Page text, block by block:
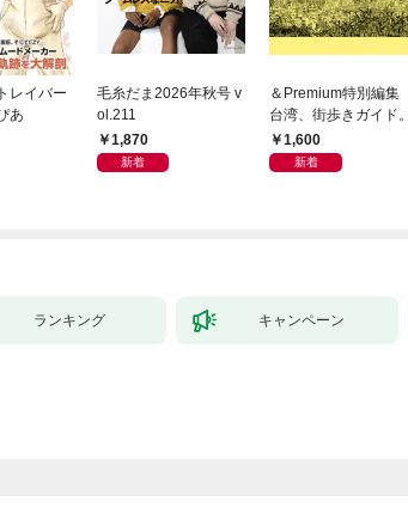
レイバー
あ
毛糸だま2026年秋号 v
ol.211
1,870
新着
＆Premium特別編集
台湾、街歩きガイド。
1,600
新着
ランキング キャンペーン